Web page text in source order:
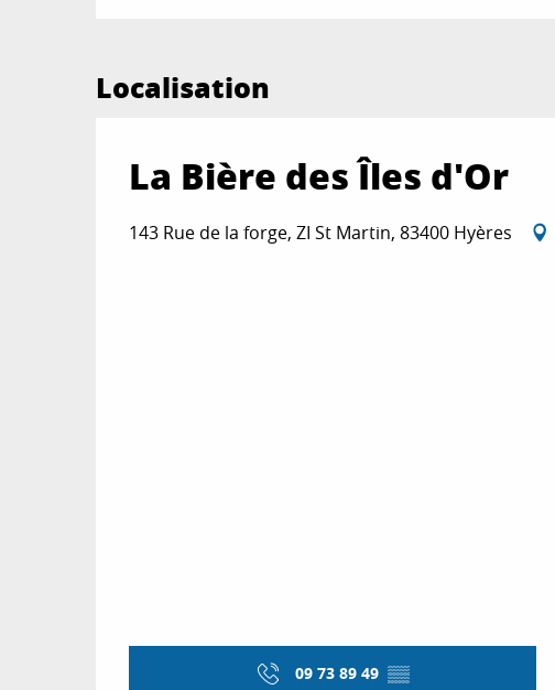
Localisation
La Bière des Îles d'Or
143 Rue de la forge, ZI St Martin, 83400 Hyères
09 73 89 49 ▒▒